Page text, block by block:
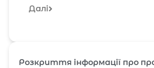
Далі
Розкриття інформації про